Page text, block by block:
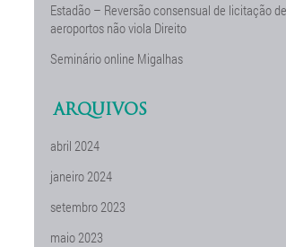
Estadão – Reversão consensual de licitação de
aeroportos não viola Direito
Seminário online Migalhas
ARQUIVOS
abril 2024
janeiro 2024
setembro 2023
maio 2023